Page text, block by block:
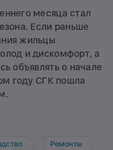
месяца стал
Если раньше
жильцы
и дискомфорт, а
объявлять о начале
году СГК пошла
Ремонты